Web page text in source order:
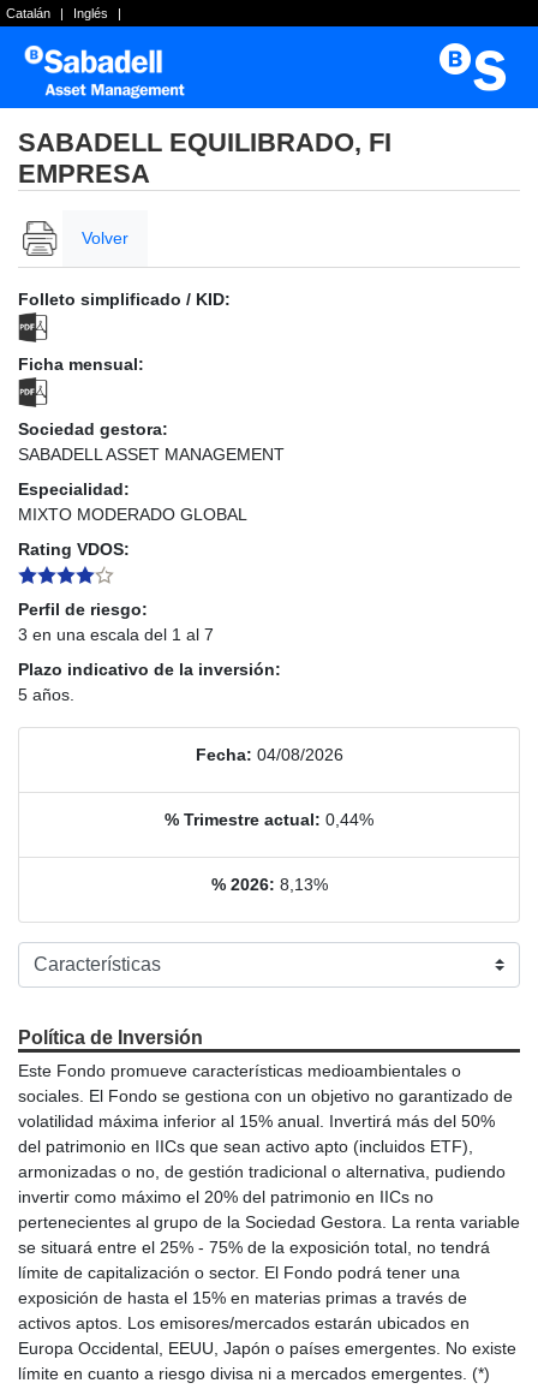
Catalán | Inglés |
SABADELL EQUILIBRADO, FI
EMPRESA
Volver
Folleto simplificado / KID:
Ficha mensual:
Sociedad gestora:
SABADELL ASSET MANAGEMENT
Especialidad:
MIXTO MODERADO GLOBAL
Rating VDOS:
Perfil de riesgo:
3 en una escala del 1 al 7
Plazo indicativo de la inversión:
5 años.
Fecha: 04/08/2026
% Trimestre actual: 0,44%
% 2026: 8,13%
Política de Inversión
Este Fondo promueve características medioambientales o
sociales. El Fondo se gestiona con un objetivo no garantizado de
volatilidad máxima inferior al 15% anual. Invertirá más del 50%
del patrimonio en IICs que sean activo apto (incluidos ETF),
armonizadas o no, de gestión tradicional o alternativa, pudiendo
invertir como máximo el 20% del patrimonio en IICs no
pertenecientes al grupo de la Sociedad Gestora. La renta variable
se situará entre el 25% - 75% de la exposición total, no tendrá
límite de capitalización o sector. El Fondo podrá tener una
exposición de hasta el 15% en materias primas a través de
activos aptos. Los emisores/mercados estarán ubicados en
Europa Occidental, EEUU, Japón o países emergentes. No existe
límite en cuanto a riesgo divisa ni a mercados emergentes. (*)